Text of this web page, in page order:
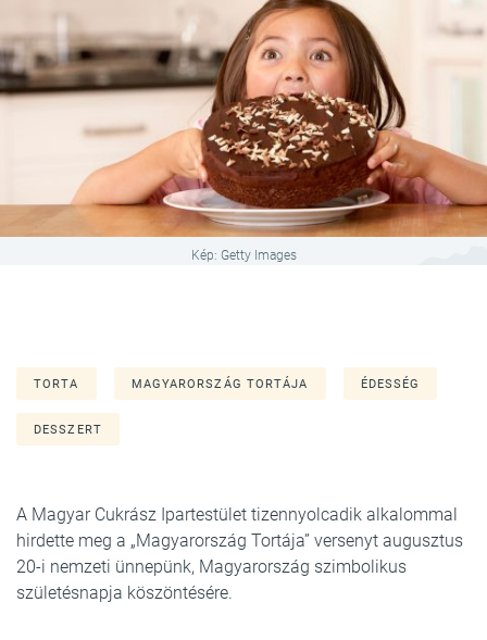
Kép: Getty Images
TORTA MAGYARORSZÁG TORTÁJA ÉDESSÉG
DESSZERT
A Magyar Cukrász Ipartestület tizennyolcadik alkalommal
hirdette meg a „Magyarország Tortája” versenyt augusztus
20-i nemzeti ünnepünk, Magyarország szimbolikus
születésnapja köszöntésére.